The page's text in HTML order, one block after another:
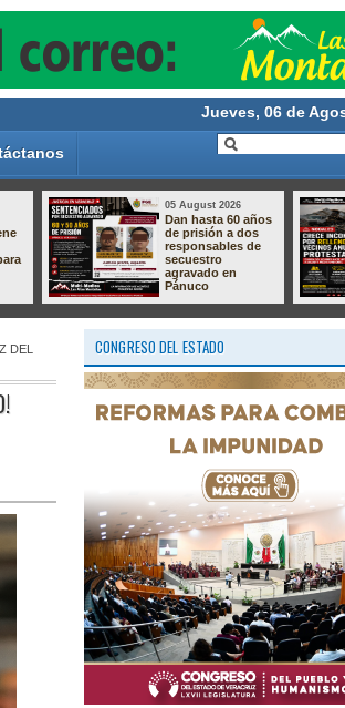
Jueves, 06 de
05 August 2026
Crece el
descontento por el
relleno sanitario de
Nogales; vecinos
preparan protesta
por presuntas
afectaciones
05 August
Aprende a
magia de
tradiciones!
DEL
CONGRESO DEL ESTADO